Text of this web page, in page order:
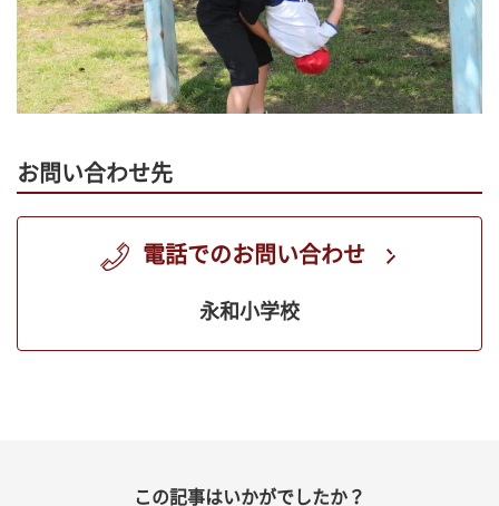
お問い合わせ先
電話でのお問い合わせ
永和小学校
この記事はいかがでしたか？